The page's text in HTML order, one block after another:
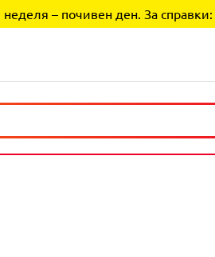
– почивен ден. За справки: